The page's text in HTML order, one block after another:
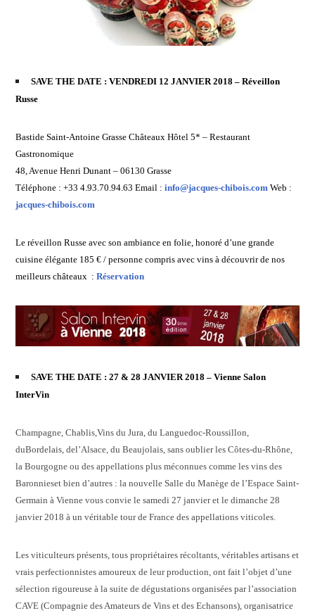
SAVE THE DATE : VENDREDI 12 JANVIER 2018 – Réveillon
Russe
Bastide Saint-Antoine Grasse Châteaux Hôtel 5* – Restaurant
Gastronomique
48, Avenue Henri Dunant – 06130 Grasse
Téléphone : +33 4.93.70.94.63 Email :info@jacques-chibois.com Web :
jacques-chibois.com
Le réveillon Russe avec son ambiance en folie, honoré d’une grande
cuisine élégante 185 € / personne compris avec vins à découvrir de nos
meilleurs châteaux :Réservation
SAVE THE DATE : 27 & 28 JANVIER 2018 – Vienne Salon
InterVin
Champagne ,Chablis ,Vins du Jura , duLanguedoc-Roussillon
duBordelais , del’Alsace , duBeaujolais , sans oublier lesCôtes-du-Rhône
laBourgogne ou des appellations plus méconnues comme les vins des
Baronnieset bien d’autres : la nouvelle Salle du Manège de l’Espace Saint-
Germain à Vienne vous convie le samedi 27 janvier et le dimanche 28
janvier 2018 à un véritable tour de France des appellations viticoles.
Les viticulteurs présents,tous propriétaires récoltants , véritables artisans et
vrais perfectionnistes amoureux de leur production, ont fait l’objet d’une
sélection rigoureuse à la suite de dégustations organisées par l’association
CAVE (Compagnie des Amateurs de Vins et des Echansons), organisatrice